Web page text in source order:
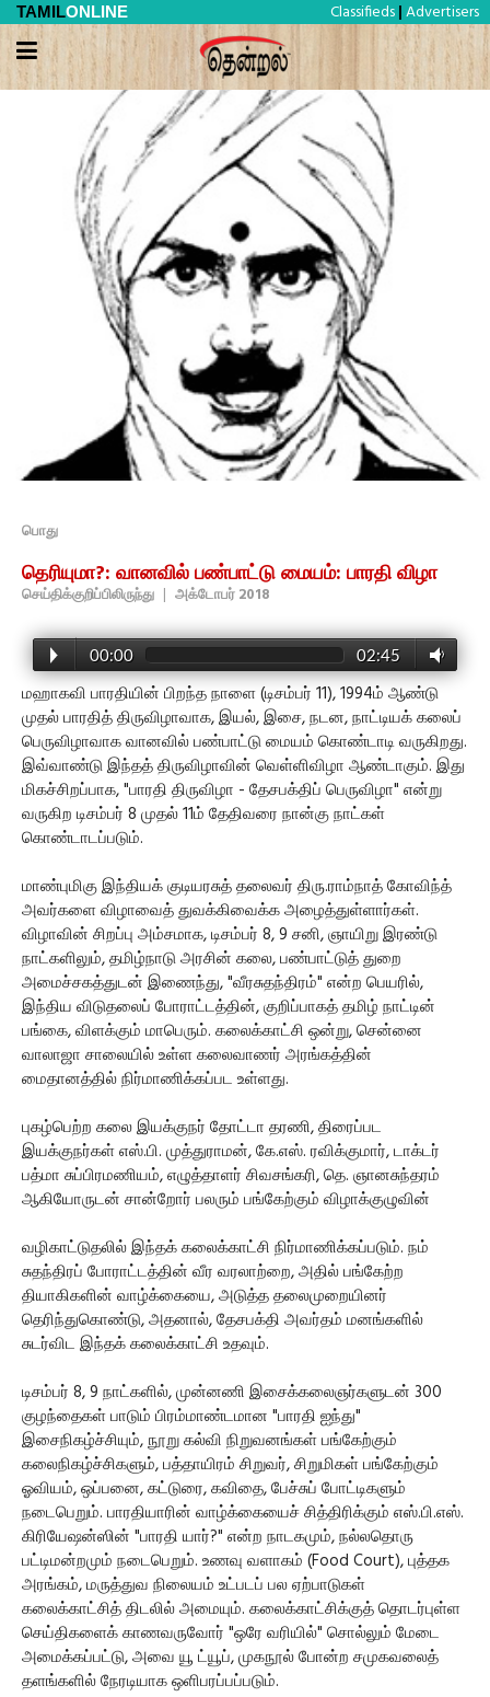
TAMILONLINE Classifieds | Advertisers
பொது
தெரியுமா?: வானவில் பண்பாட்டு மையம்: பாரதி விழா
செய்திக்குறிப்பிலிருந்து | அக்டோபர் 2018
00:00 02:45
மஹாகவி பாரதியின் பிறந்த நாளை (டிசம்பர் 11), 1994ம் ஆண்டு
முதல் பாரதித் திருவிழாவாக, இயல், இசை, நடன, நாட்டியக் கலைப்
பெருவிழாவாக வானவில் பண்பாட்டு மையம் கொண்டாடி வருகிறது.
இவ்வாண்டு இந்தத் திருவிழாவின் வெள்ளிவிழா ஆண்டாகும். இது
மிகச்சிறப்பாக, "பாரதி திருவிழா - தேசபக்திப் பெருவிழா" என்று
வருகிற டிசம்பர் 8 முதல் 11ம் தேதிவரை நான்கு நாட்கள்
கொண்டாடப்படும்.
மாண்புமிகு இந்தியக் குடியரசுத் தலைவர் திரு.ராம்நாத் கோவிந்த்
அவர்களை விழாவைத் துவக்கிவைக்க அழைத்துள்ளார்கள்.
விழாவின் சிறப்பு அம்சமாக, டிசம்பர் 8, 9 சனி, ஞாயிறு இரண்டு
நாட்களிலும், தமிழ்நாடு அரசின் கலை, பண்பாட்டுத் துறை
அமைச்சகத்துடன் இணைந்து, "வீரசுதந்திரம்" என்ற பெயரில்,
இந்திய விடுதலைப் போராட்டத்தின், குறிப்பாகத் தமிழ் நாட்டின்
பங்கை, விளக்கும் மாபெரும். கலைக்காட்சி ஒன்று, சென்னை
வாலாஜா சாலையில் உள்ள கலைவாணர் அரங்கத்தின்
மைதானத்தில் நிர்மாணிக்கப்பட உள்ளது.
புகழ்பெற்ற கலை இயக்குநர் தோட்டா தரணி, திரைப்பட
இயக்குநர்கள் எஸ்.பி. முத்துராமன், கே.எஸ். ரவிக்குமார், டாக்டர்
பத்மா சுப்பிரமணியம், எழுத்தாளர் சிவசங்கரி, தெ. ஞானசுந்தரம்
ஆகியோருடன் சான்றோர் பலரும் பங்கேற்கும் விழாக்குழுவின்
வழிகாட்டுதலில் இந்தக் கலைக்காட்சி நிர்மாணிக்கப்படும். நம்
சுதந்திரப் போராட்டத்தின் வீர வரலாற்றை, அதில் பங்கேற்ற
தியாகிகளின் வாழ்க்கையை, அடுத்த தலைமுறையினர்
தெரிந்துகொண்டு, அதனால், தேசபக்தி அவர்தம் மனங்களில்
சுடர்விட இந்தக் கலைக்காட்சி உதவும்.
டிசம்பர் 8, 9 நாட்களில், முன்னணி இசைக்கலைஞர்களுடன் 300
குழந்தைகள் பாடும் பிரம்மாண்டமான "பாரதி ஐந்து"
இசைநிகழ்ச்சியும், நூறு கல்வி நிறுவனங்கள் பங்கேற்கும்
கலைநிகழ்ச்சிகளும், பத்தாயிரம் சிறுவர், சிறுமிகள் பங்கேற்கும்
ஓவியம், ஒப்பனை, கட்டுரை, கவிதை, பேச்சுப் போட்டிகளும்
நடைபெறும். பாரதியாரின் வாழ்க்கையைச் சித்திரிக்கும் எஸ்.பி.எஸ்.
கிரியேஷன்ஸின் "பாரதி யார்?" என்ற நாடகமும், நல்லதொரு
பட்டிமன்றமும் நடைபெறும். உணவு வளாகம் (Food Court), புத்தக
அரங்கம், மருத்துவ நிலையம் உட்படப் பல ஏற்பாடுகள்
கலைக்காட்சித் திடலில் அமையும். கலைக்காட்சிக்குத் தொடர்புள்ள
செய்திகளைக் காணவருவோர் "ஒரே வரியில்" சொல்லும் மேடை
அமைக்கப்பட்டு, அவை யூ ட்யூப், முகநூல் போன்ற சமுகவலைத்
தளங்களில் நேரடியாக ஒளிபரப்பப்படும்.